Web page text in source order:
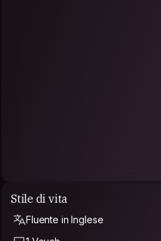
Stile di vita
Fluente in Inglese